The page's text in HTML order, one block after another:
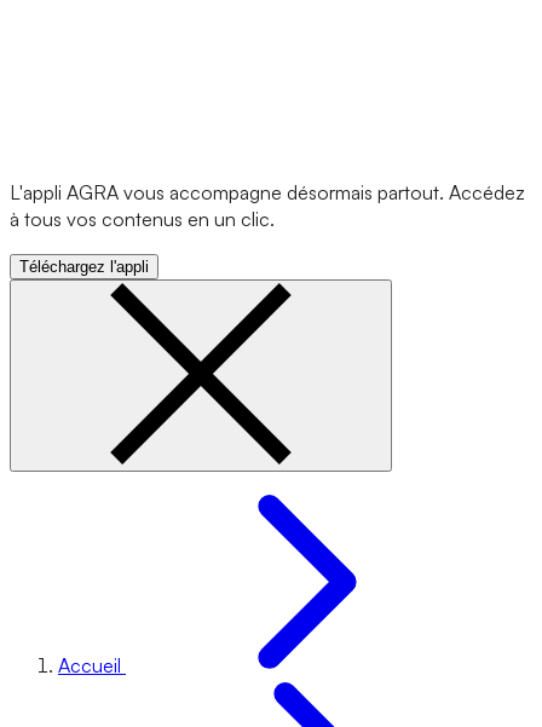
L'appli AGRA vous accompagne désormais partout. Accédez
à tous vos contenus en un clic.
Téléchargez l'appli
Accueil